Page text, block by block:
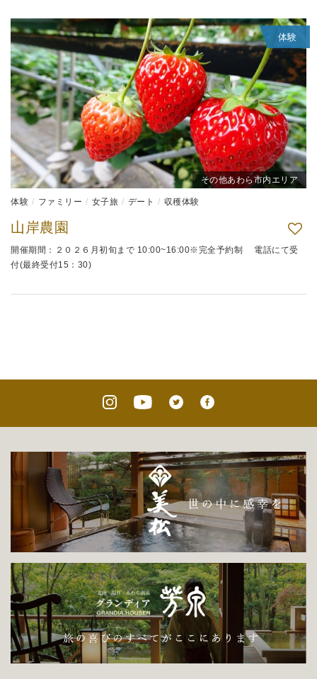
体験
その他あわら市内エリア
体験 ファミリー 女子旅 デート 収穫体験
山岸農園
開催期間：２０２６月初旬まで 10:00~16:00※完全予約制 電話にて受
付(最終受付15：30)